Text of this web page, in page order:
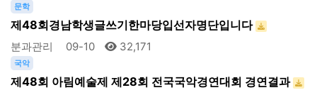
문학
제48회경남학생글쓰기한마당입선자명단입니다
분과관리 09-10 32,171
국악
제48회 아림예술제 제28회 전국국악경연대회 경연결과